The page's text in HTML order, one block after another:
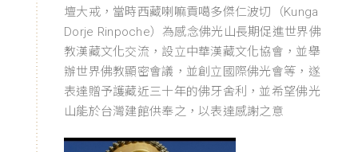
壇大戒，當時西藏喇嘛貢噶多傑仁波切（Kunga
Dorje Rinpoche）為感念佛光山長期促進世界佛
教漢藏文化交流，設立中華漢藏文化協會，並舉
辦世界佛教顯密會議，並創立國際佛光會等，遂
表達贈予護藏近三十年的佛牙舍利，並希望佛光
山能於台灣建館供奉之，以表達感謝之意